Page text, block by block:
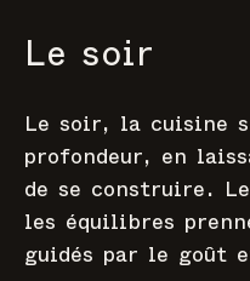
Le soir
Le soir, la cuisine
profondeur, en
de se construire.
les équilibres
guidés par le goût